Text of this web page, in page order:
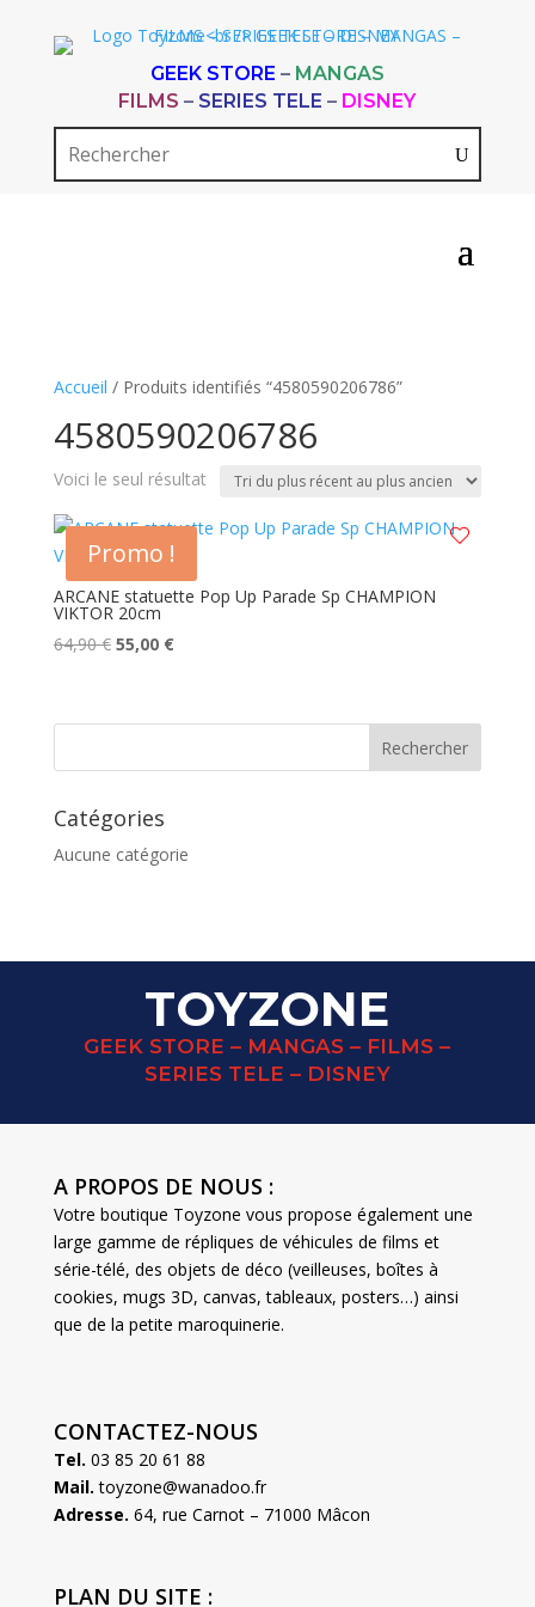
GEEK STORE – MANGAS
FILMS – SERIES TELE – DISNEY
Accueil / Produits identifiés “4580590206786”
4580590206786
Voici le seul résultat
Promo !
ARCANE statuette Pop Up Parade Sp CHAMPION
VIKTOR 20cm
64,90€ Le
était :
55,00 €Le
est :
Catégories
Aucune catégorie
TOYZONE
GEEK STORE – MANGAS – FILMS –
SERIES TELE – DISNEY
A PROPOS DE NOUS :
Votre boutique Toyzone vous propose également une
large gamme de répliques de véhicules de films et
série-télé, des objets de déco (veilleuses, boîtes à
cookies, mugs 3D, canvas, tableaux, posters…) ainsi
que de la petite maroquinerie.
CONTACTEZ-NOUS
Tel. 03 85 20 61 88
Mail. toyzone@wanadoo.fr
Adresse. 64, rue Carnot – 71000 Mâcon
PLAN DU SITE :